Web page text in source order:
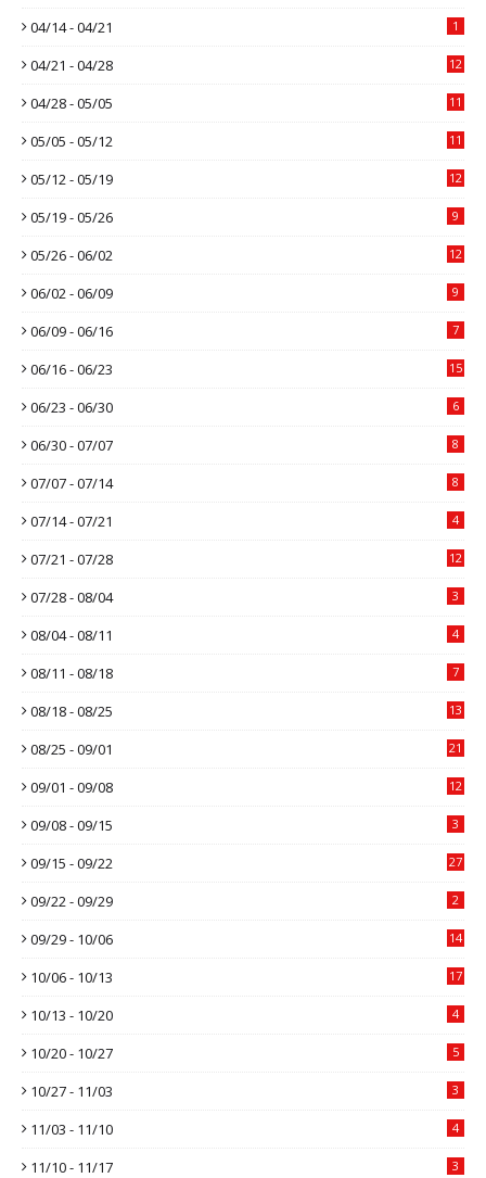
04/14 - 04/21 1
04/21 - 04/28 12
04/28 - 05/05 11
05/05 - 05/12 11
05/12 - 05/19 12
05/19 - 05/26 9
05/26 - 06/02 12
06/02 - 06/09 9
06/09 - 06/16 7
06/16 - 06/23 15
06/23 - 06/30 6
06/30 - 07/07 8
07/07 - 07/14 8
07/14 - 07/21 4
07/21 - 07/28 12
07/28 - 08/04 3
08/04 - 08/11 4
08/11 - 08/18 7
08/18 - 08/25 13
08/25 - 09/01 21
09/01 - 09/08 12
09/08 - 09/15 3
09/15 - 09/22 27
09/22 - 09/29 2
09/29 - 10/06 14
10/06 - 10/13 17
10/13 - 10/20 4
10/20 - 10/27 5
10/27 - 11/03 3
11/03 - 11/10 4
11/10 - 11/17 3